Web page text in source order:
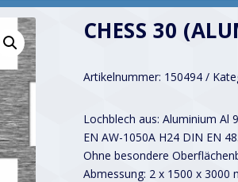
CHESS 30
Artikelnummer: 150494
Lochblech aus: Aluminium Al
EN AW-1050A H24 DIN EN
Ohne besondere
Abmessung: 2 x 1500 x 3000